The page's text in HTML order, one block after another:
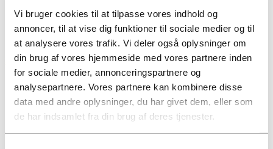
Vi bruger cookies til at tilpasse vores indhold og
annoncer, til at vise dig funktioner til sociale medier og til
at analysere vores trafik. Vi deler også oplysninger om
din brug af vores hjemmeside med vores partnere inden
for sociale medier, annonceringspartnere og
analysepartnere. Vores partnere kan kombinere disse
data med andre oplysninger, du har givet dem, eller som
de har indsamlet fra din brug af deres tjenester.
Foto: ATP Ejendomme
Se flere nyheder